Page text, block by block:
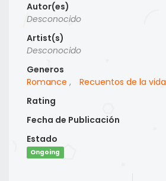
Autor(es)
Desconocido
Artist(s)
Desconocido
Generos
Romance , Recuentos de la vida
Rating
Fecha de Publicación
Estado
Ongoing